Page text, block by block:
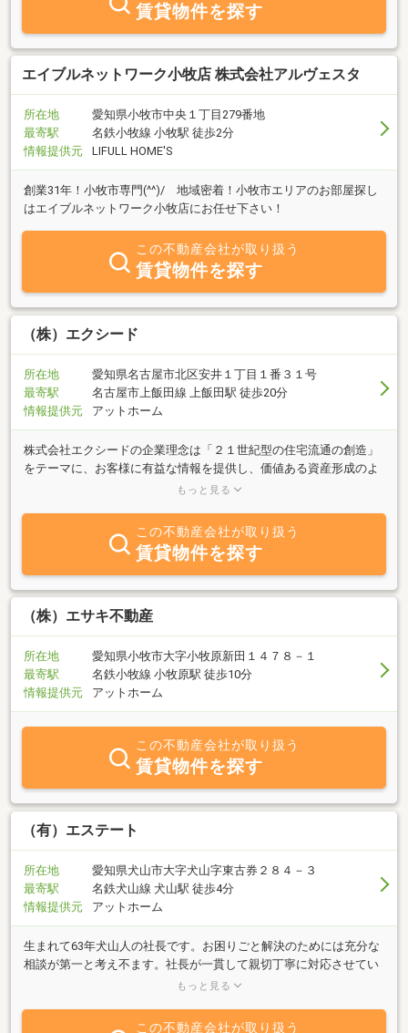
賃貸物件を探す
エイブルネットワーク小牧店 株式会社アルヴェスタ
所在地
愛知県小牧市中央１丁目279番地
最寄駅
名鉄小牧線 小牧駅 徒歩2分
情報提供元
LIFULL HOME'S
創業31年！小牧市専門(^^)/ 地域密着！小牧市エリアのお部屋探し
はエイブルネットワーク小牧店にお任せ下さい！
この不動産会社が取り扱う
賃貸物件を探す
（株）エクシード
所在地
愛知県名古屋市北区安井１丁目１番３１号
最寄駅
名古屋市上飯田線 上飯田駅 徒歩20分
情報提供元
アットホーム
株式会社エクシードの企業理念は「２１世紀型の住宅流通の創造」
をテーマに、お客様に有益な情報を提供し、価値ある資産形成のよ
り高度なアドバイザー・エージェントとして不動産コンサルタント
もっと見る
この不動産会社が取り扱う
賃貸物件を探す
（株）エサキ不動産
所在地
愛知県小牧市大字小牧原新田１４７８－１
最寄駅
名鉄小牧線 小牧原駅 徒歩10分
情報提供元
アットホーム
この不動産会社が取り扱う
賃貸物件を探す
（有）エステート
所在地
愛知県犬山市大字犬山字東古券２８４－３
最寄駅
名鉄犬山線 犬山駅 徒歩4分
情報提供元
アットホーム
生まれて63年犬山人の社長です。お困りごと解決のためには充分な
相談が第一と考え不ます。社長が一貫して親切丁寧に対応させてい
ただきます。高齢者やこどもさんへのひとにやさしい福祉の視点が
もっと見る
この不動産会社が取り扱う